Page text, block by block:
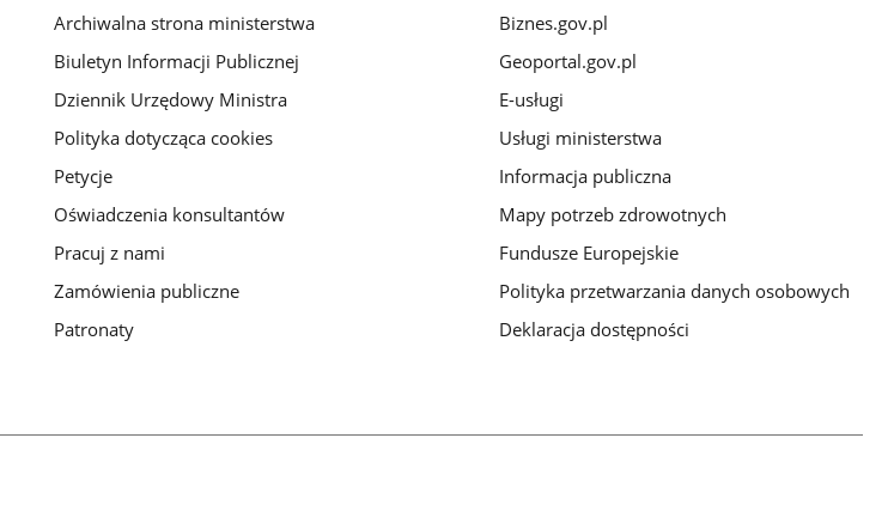
Archiwalna strona ministerstwa
Biuletyn Informacji Publicznej
Dziennik Urzędowy Ministra
Polityka dotycząca cookies
Petycje
Oświadczenia konsultantów
Pracuj z nami
Zamówienia publiczne
Patronaty
Biznes.gov.pl
Geoportal.gov.pl
E-usługi
Usługi ministerstwa
Informacja publiczna
Mapy potrzeb zdrowotnych
Fundusze Europejskie
Polityka przetwarzania danych osobowych
Deklaracja dostępności